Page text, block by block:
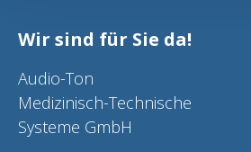
Wir sind für Sie da!
Audio-Ton
Medizinisch-Technische
Systeme GmbH